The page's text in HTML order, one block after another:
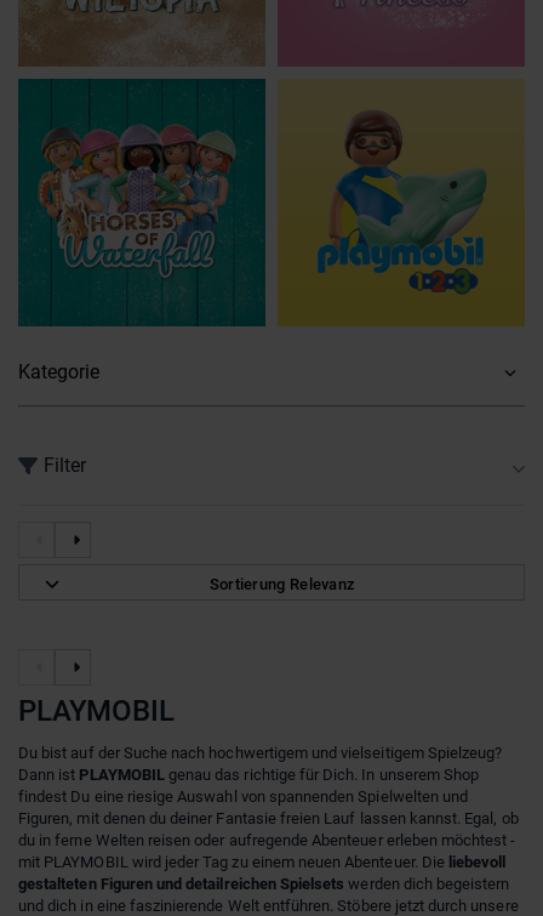
Kategorie
Filter
Sortierung Relevanz
PLAYMOBIL
Du bist auf der Suche nach hochwertigem und vielseitigem Spielzeug?
Dann ist PLAYMOBILgenau das richtige für Dich. In unserem Shop
findest Du eine riesige Auswahl von spannenden Spielwelten und
Figuren, mit denen du deiner Fantasie freien Lauf lassen kannst. Egal, ob
du in ferne Welten reisen oder aufregende Abenteuer erleben möchtest -
mit PLAYMOBIL wird jeder Tag zu einem neuen Abenteuer. Die liebevoll
gestalteten Figuren und detailreichen Spielsets werden dich begeistern
und dich in eine faszinierende Welt entführen. Stöbere jetzt durch unsere